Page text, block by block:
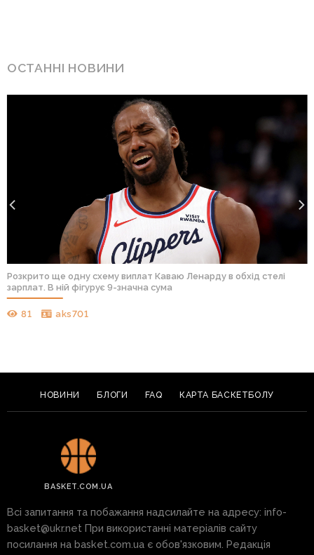
ОСТАННІ НОВИНИ
Розкрито ще одну схему виплат Каваю Ленарду в обхід стелі
зарплат. В ній фігурує 9-значна сума
81 aks701
НОВИНИ БЛОГИ FAQ КАРТА БАСКЕТБОЛУ
BASKET.COM.UA
Всі запитання та побажання надсилайте на адресу: info-
basket@ukr.netПри використанні матеріалів сайту
посилання на basket.com.ua є обов'язковим. Редакція